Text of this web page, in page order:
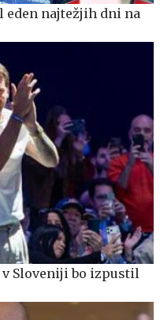
eden najtežjih dni na
Sloveniji bo izpustil